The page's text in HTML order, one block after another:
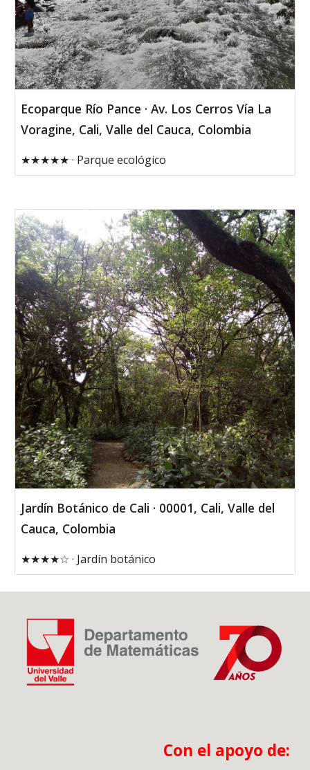
Ecoparque Río Pance · Av. Los Cerros Vía La
Voragine, Cali, Valle del Cauca, Colombia
★★★★★ · Parque ecológico
Jardín Botánico de Cali · 00001, Cali, Valle del
Cauca, Colombia
★★★★☆ · Jardín botánico
Con el apoyo de: